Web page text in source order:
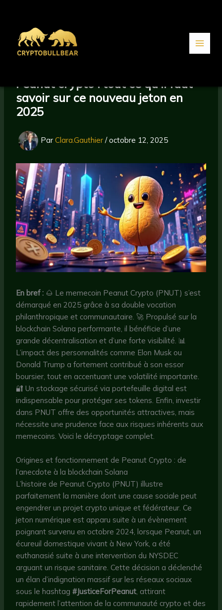
Peanut crypto : tout ce qu’il faut
savoir sur ce nouveau jeton en
2025
ParClara.Gauthier/octobre 12, 2025
En bref : 🌰 Le memecoin Peanut Crypto (PNUT) s’est
démarqué en 2025 grâce à sa double vocation
philanthropique et communautaire. 🚀 Propulsé sur la
blockchain Solana performante, il bénéficie d’une
grande décentralisation et d’une forte visibilité. 📊
L’impact des personnalités comme Elon Musk ou
Donald Trump a fortement contribué à son essor
boursier, tout en accentuant une volatilité importante.
🔐 Un stockage sécurisé via portefeuille digital est
indispensable pour protéger ses tokens. Enfin, investir
dans PNUT offre des opportunités attractives, mais
nécessite une prudence face aux risques inhérents aux
memecoins. Voici le décryptage complet.
Origines et fonctionnement de Peanut Crypto : de
l’anecdote à la blockchain Solana
L’histoire de Peanut Crypto (PNUT) illustre
parfaitement la manière dont une cause sociale peut
engendrer un projet crypto unique et fédérateur. Ce
jeton numérique est apparu suite à un évènement
poignant survenu en octobre 2024, lorsque Peanut, un
écureuil domestique vivant à New York, a été
euthanasié suite à une intervention du NYSDEC
arguant un risque sanitaire. Cette décision a déclenché
un élan d’indignation massif sur les réseaux sociaux
sous le hashtag#JusticeForPeanut, attirant
rapidement l’attention de la communauté crypto et des